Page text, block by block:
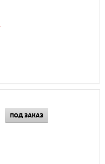
ПОД ЗАКАЗ